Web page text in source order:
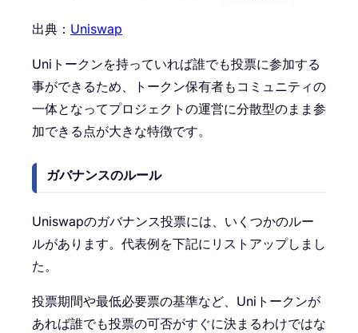
出典： Uniswap
Uniトークンを持っていれば誰でも投票に参加する
事ができるため、トークン保有者もコミュニティの
一体となってプロジェクトの運営に分散型のまま参
加できる点が大きな特徴です。
ガバナンスのルール
Uniswapのガバナンス投票には、いくつかのルー
ルがあります。代表例を下記にリストアップしまし
た。
投票期間や最低必要票の基準など、Uniトークンが
あれば誰でも投票の可否がすぐに決まるわけではな